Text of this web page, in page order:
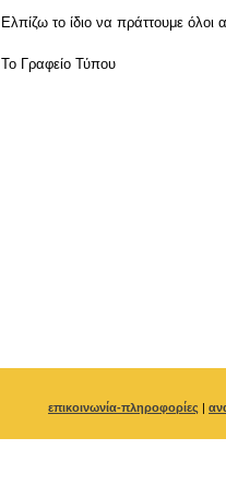
Ελπίζω το ίδιο να πράττουμε
To Γραφείο Τύπου
επικοινωνία-πληροφορίες |